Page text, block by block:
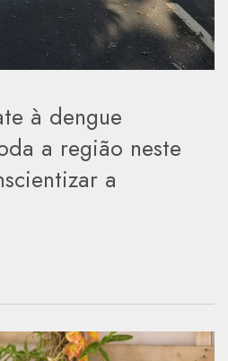
à dengue
a região neste
a